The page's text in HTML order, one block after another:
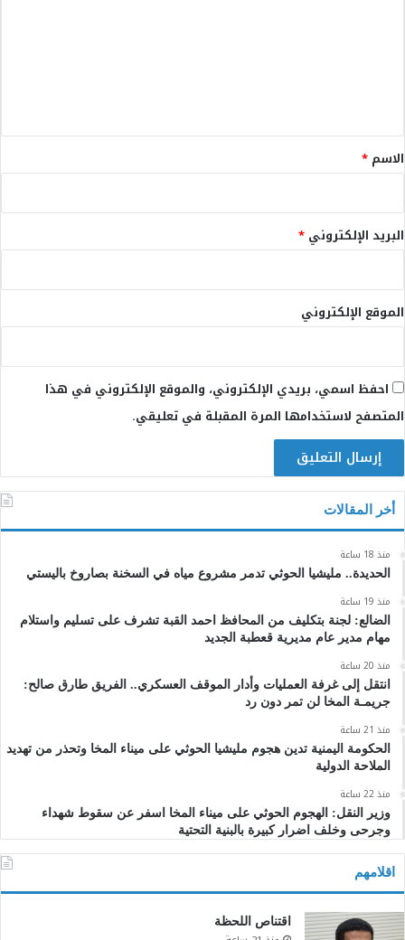
*
الاسم *
البريد الإلكتروني *
الموقع الإلكتروني
احفظ اسمي، بريدي الإلكتروني، والموقع الإلكتروني في هذا
المتصفح لاستخدامها المرة المقبلة في تعليقي.
أخر المقالات
منذ 18 ساعة
الحديدة.. مليشيا الحوثي تدمر مشروع مياه في السخنة بصاروخ باليستي
منذ 19 ساعة
الضالع: لجنة بتكليف من المحافظ احمد القبة تشرف على تسليم واستلام
مهام مدير عام مديرية قعطبة الجديد
منذ 20 ساعة
انتقل إلى غرفة العمليات وأدار الموقف العسكري.. الفريق طارق صالح:
جريمـة المخا لن تمر دون رد
منذ 21 ساعة
الحكومة اليمنية تدين هجوم مليشيا الحوثي على ميناء المخا وتحذر من تهديد
الملاحة الدولية
منذ 22 ساعة
وزير النقل: الهجوم الحوثي على ميناء المخا اسفر عن سقوط شهداء
وجرحى وخلف اضرار كبيرة بالبنية التحتية
اقلامهم
اقتناص اللحظة